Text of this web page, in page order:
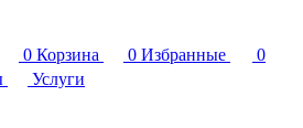
0 Корзина 0 Избранные
0
Услуги